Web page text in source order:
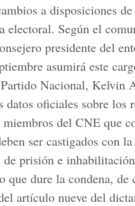
a disposiciones
electoral. Según el
presidente del
asumirá este
Nacional, Kelvin
oficiales sobre los
del CNE que
ser castigados con
de prisión e
que dure la condena, de
artículo nueve del